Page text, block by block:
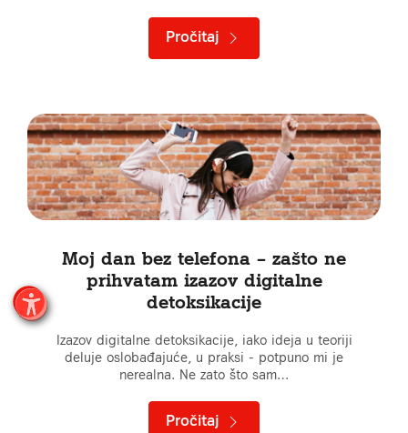
Pročitaj
Moj dan bez telefona – zašto ne
prihvatam izazov digitalne
detoksikacije
Izazov digitalne detoksikacije, iako ideja u teoriji
deluje oslobađajuće, u praksi - potpuno mi je
nerealna. Ne zato što sam…
Pročitaj